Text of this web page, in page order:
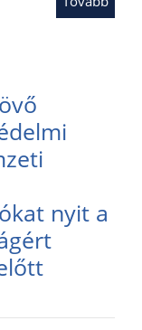
nyit a